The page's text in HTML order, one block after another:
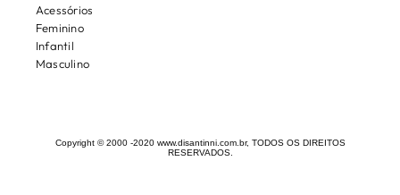
Acessórios
Feminino
Infantil
Masculino
Copyright © 2000 -2020 www.disantinni.com.br, TODOS OS DIREITOS
RESERVADOS.